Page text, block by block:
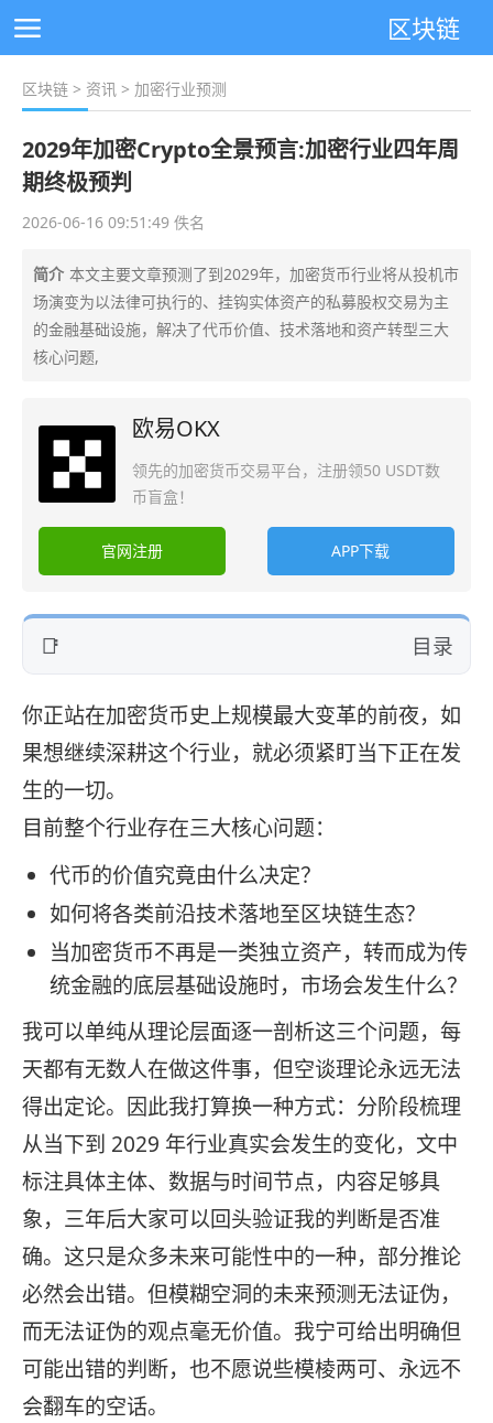
区块链
区块链 > 资讯 > 加密行业预测
2029年加密Crypto全景预言:加密行业四年周
期终极预判
2026-06-16 09:51:49 佚名
简介 本文主要文章预测了到2029年，加密货币行业将从投机市
场演变为以法律可执行的、挂钩实体资产的私募股权交易为主
的金融基础设施，解决了代币价值、技术落地和资产转型三大
核心问题,
欧易OKX
领先的加密货币交易平台，注册领50 USDT数
币盲盒！
官网注册 APP下载
目录
你正站在加密货币史上规模最大变革的前夜，如
果想继续深耕这个行业，就必须紧盯当下正在发
生的一切。
目前整个行业存在三大核心问题：
代币的价值究竟由什么决定？
如何将各类前沿技术落地至区块链生态？
当加密货币不再是一类独立资产，转而成为传
统金融的底层基础设施时，市场会发生什么？
我可以单纯从理论层面逐一剖析这三个问题，每
天都有无数人在做这件事，但空谈理论永远无法
得出定论。因此我打算换一种方式：分阶段梳理
从当下到 2029 年行业真实会发生的变化，文中
标注具体主体、数据与时间节点，内容足够具
象，三年后大家可以回头验证我的判断是否准
确。这只是众多未来可能性中的一种，部分推论
必然会出错。但模糊空洞的未来预测无法证伪，
而无法证伪的观点毫无价值。我宁可给出明确但
可能出错的判断，也不愿说些模棱两可、永远不
会翻车的空话。